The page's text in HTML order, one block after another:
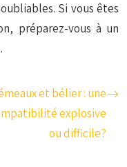
Si vous êtes
préparez-vous à un
et bélier : une
explosive
ou difficile?